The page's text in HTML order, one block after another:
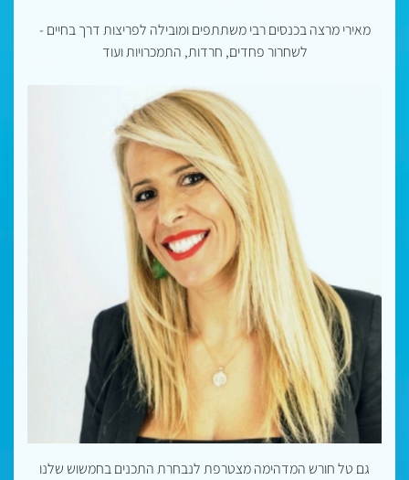
מאירי מרצה בכנסים רבי משתתפים ומובילה לפריצות דרך בחיים -
לשחרור פחדים, חרדות, התמכרויות ועוד
גם טל חורש המדהימה מצטרפת לנבחרת התכנים בחמשוש שלנו